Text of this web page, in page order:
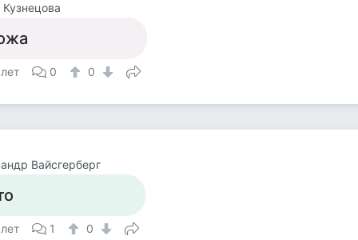
Кузнецова
0 0
Вайсгерберг
1 0